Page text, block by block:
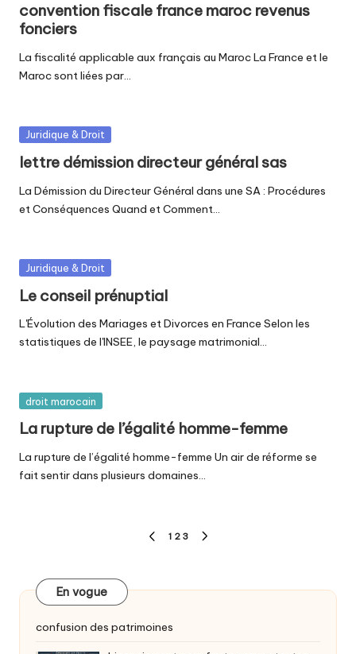
convention fiscale france maroc revenus
fonciers
La fiscalité applicable aux français au Maroc La France et le
Maroc sont liées par…
Posted
Juridique & Droit
lettre démission directeur général sas
La Démission du Directeur Général dans une SA : Procédures
et Conséquences Quand et Comment…
Posted
Juridique & Droit
Le conseil prénuptial
L'Évolution des Mariages et Divorces en France Selon les
statistiques de l'INSEE, le paysage matrimonial…
Posted
droit marocain
La rupture de l’égalité homme-femme
La rupture de l’égalité homme-femme Un air de réforme se
fait sentir dans plusieurs domaines…
publications
PREVIOUS
1 2 3
En vogue
confusion des patrimoines